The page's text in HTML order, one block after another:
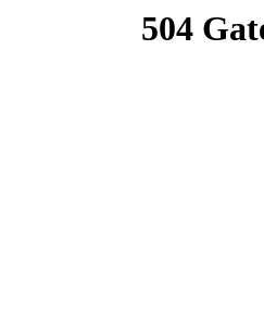
504